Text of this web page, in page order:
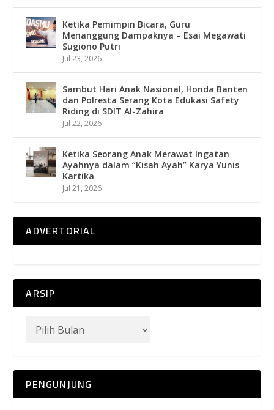
Ketika Pemimpin Bicara, Guru
Menanggung Dampaknya – Esai Megawati
Sugiono Putri
Jul 23, 2026
Sambut Hari Anak Nasional, Honda Banten
dan Polresta Serang Kota Edukasi Safety
Riding di SDIT Al-Zahira
Jul 22, 2026
Ketika Seorang Anak Merawat Ingatan
Ayahnya dalam “Kisah Ayah” Karya Yunis
Kartika
Jul 21, 2026
ADVERTORIAL
ARSIP
PENGUNJUNG